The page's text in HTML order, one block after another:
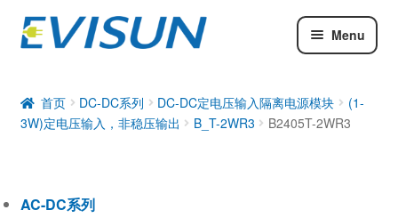
Menu
DC-DC系列
工业通信模块
首页 DC-DC系列 DC-DC定电压输入隔离电源模块
(1-
3W)定电压输入，非稳压输出
B_T-2WR3 B2405T-2WR3
AC-DC系列